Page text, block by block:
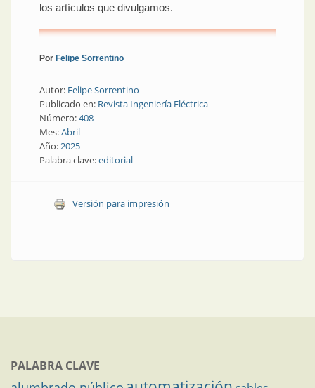
los artículos que divulgamos.
Por Felipe Sorrentino
Autor: Felipe Sorrentino
Publicado en: Revista Ingeniería Eléctrica
Número:408
Mes:Abril
Año:2025
Palabra clave:editorial
Versión para impresión
PALABRA CLAVE